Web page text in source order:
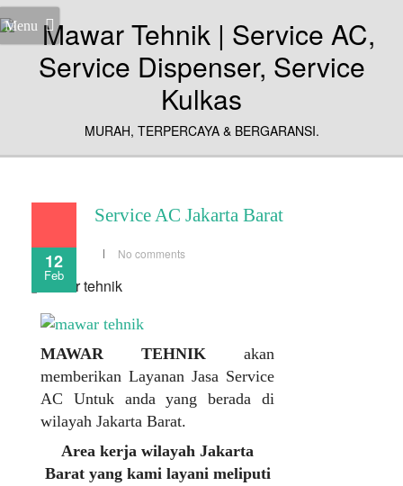
Menu
MURAH, TERPERCAYA & BERGARANSI.
12
Feb
Service AC Jakarta Barat
No comments
MAWAR TEHNIK akan
memberikan Layanan Jasa Service
AC Untuk anda yang berada di
wilayah Jakarta Barat.
Area kerja wilayah Jakarta
Barat yang kami layani meliputi